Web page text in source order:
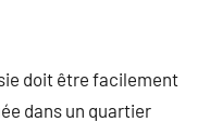
doit être facilement
dans un quartier